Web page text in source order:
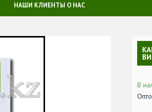
НАШИ КЛИЕНТЫ О НАС
В